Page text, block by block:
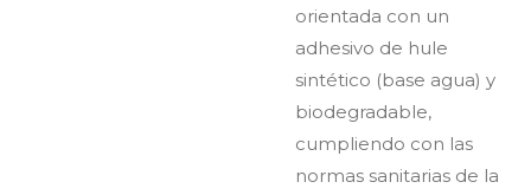
orientada con un
adhesivo de hule
sintético (base agua) y
biodegradable,
cumpliendo con las
normas sanitarias de la